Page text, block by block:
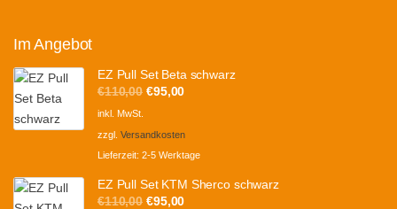
Im Angebot
EZ Pull Set Beta schwarz
€110,00 Ursprünglicher
war:
€110,00
€95,00Aktueller
ist:
€95,00.
inkl. MwSt.
zzgl. Versandkosten
Lieferzeit: 2-5 Werktage
EZ Pull Set KTM Sherco schwarz
€110,00 Ursprünglicher
€95,00Aktueller